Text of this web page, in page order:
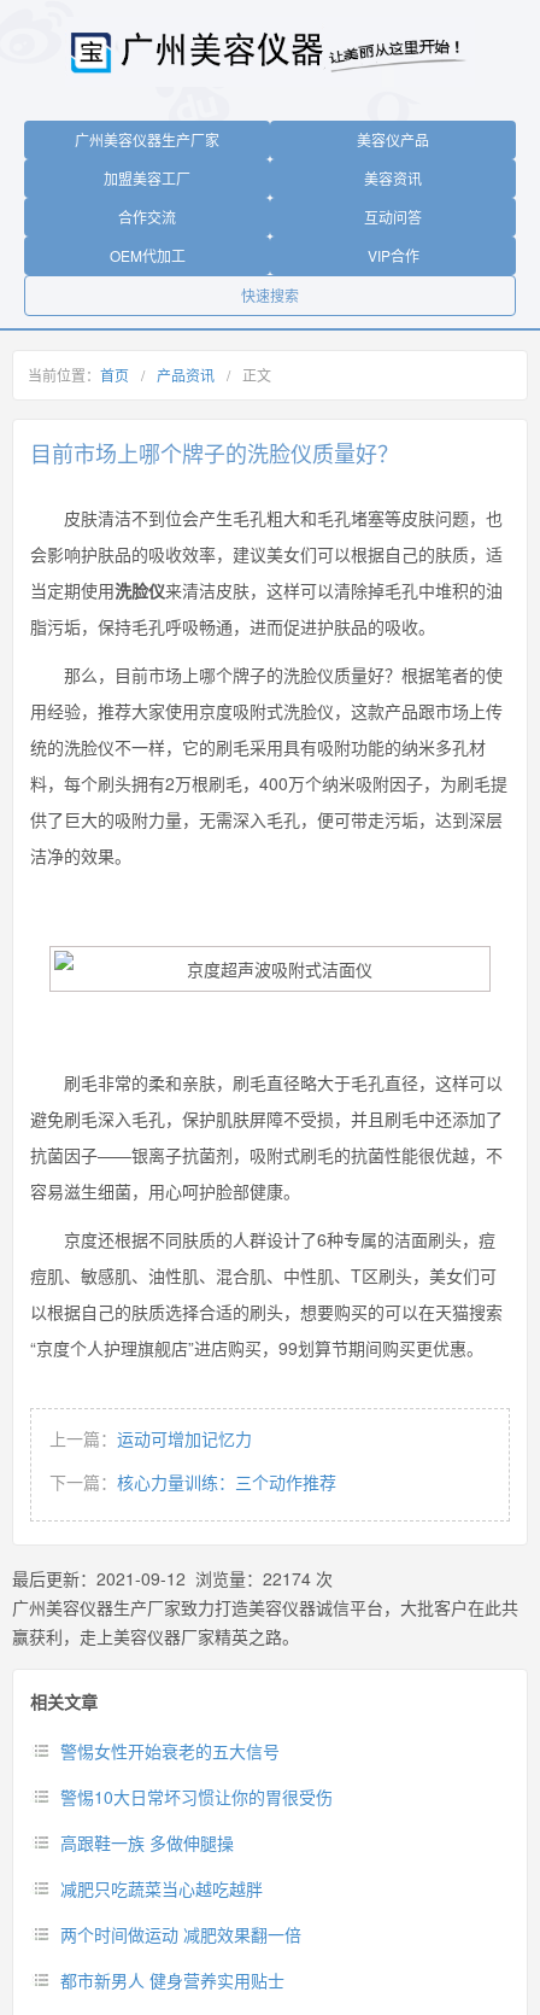
广州美容仪器生产厂家
美容仪产品
加盟美容工厂
美容资讯
合作交流
互动问答
OEM代加工
VIP合作
快速搜索
当前位置： 首页 / 产品资讯 / 正文
目前市场上哪个牌子的洗脸仪质量好？
皮肤清洁不到位会产生毛孔粗大和毛孔堵塞等皮肤问题，也
会影响护肤品的吸收效率，建议美女们可以根据自己的肤质，适
当定期使用洗脸仪来清洁皮肤，这样可以清除掉毛孔中堆积的油
脂污垢，保持毛孔呼吸畅通，进而促进护肤品的吸收。
那么，目前市场上哪个牌子的洗脸仪质量好？根据笔者的使
用经验，推荐大家使用京度吸附式洗脸仪，这款产品跟市场上传
统的洗脸仪不一样，它的刷毛采用具有吸附功能的纳米多孔材
料，每个刷头拥有2万根刷毛，400万个纳米吸附因子，为刷毛提
供了巨大的吸附力量，无需深入毛孔，便可带走污垢，达到深层
洁净的效果。
刷毛非常的柔和亲肤，刷毛直径略大于毛孔直径，这样可以
避免刷毛深入毛孔，保护肌肤屏障不受损，并且刷毛中还添加了
抗菌因子——银离子抗菌剂，吸附式刷毛的抗菌性能很优越，不
容易滋生细菌，用心呵护脸部健康。
京度还根据不同肤质的人群设计了6种专属的洁面刷头，痘
痘肌、敏感肌、油性肌、混合肌、中性肌、T区刷头，美女们可
以根据自己的肤质选择合适的刷头，想要购买的可以在天猫搜索
“京度个人护理旗舰店”进店购买，99划算节期间购买更优惠。
上一篇： 运动可增加记忆力
下一篇： 核心力量训练：三个动作推荐
最后更新： 2021-09-12 浏览量： 22174 次
广州美容仪器生产厂家致力打造美容仪器诚信平台，大批客户在此共
赢获利，走上美容仪器厂家精英之路。
相关文章
警惕女性开始衰老的五大信号
警惕10大日常坏习惯让你的胃很受伤
高跟鞋一族 多做伸腿操
减肥只吃蔬菜当心越吃越胖
两个时间做运动 减肥效果翻一倍
都市新男人 健身营养实用贴士